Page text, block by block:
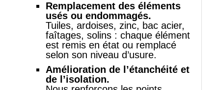
Remplacement des éléments
usés ou endommagés.
Tuiles, ardoises, zinc, bac acier,
faîtages, solins : chaque élément
est remis en état ou remplacé
selon son niveau d’usure.
Amélioration de l’étanchéité et
de l’isolation.